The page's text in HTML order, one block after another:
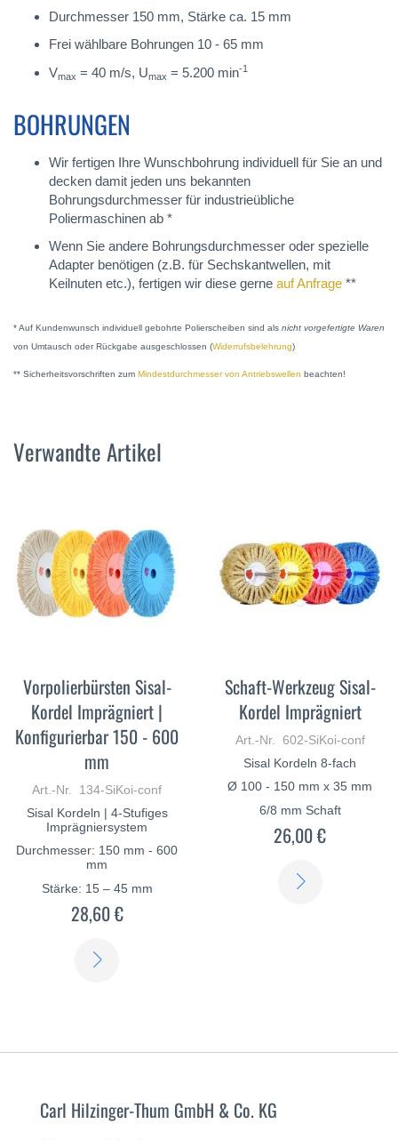
Durchmesser 150 mm, Stärke ca. 15 mm
Frei wählbare Bohrungen 10 - 65 mm
Vmax = 40 m/s, Umax = 5.200 min-1
BOHRUNGEN
Wir fertigen Ihre Wunschbohrung individuell für Sie an und
decken damit jeden uns bekannten
Bohrungsdurchmesser für industrieübliche
Poliermaschinen ab *
Wenn Sie andere Bohrungsdurchmesser oder spezielle
Adapter benötigen (z.B. für Sechskantwellen, mit
Keilnuten etc.), fertigen wir diese gerne auf Anfrage **
* Auf Kundenwunsch individuell gebohrte Polierscheiben sind als nicht vorgefertigte Waren
von Umtausch oder Rückgabe ausgeschlossen (Widerrufsbelehrung)
** Sicherheitsvorschriften zum Mindestdurchmesser von Antriebswellen beachten!
Verwandte Artikel
Vorpolierbürsten Sisal-
Kordel Imprägniert |
Konfigurierbar 150 - 600
mm
Art.-Nr. 134-SiKoi-conf
Sisal Kordeln | 4-Stufiges
Imprägniersystem
Durchmesser: 150 mm - 600
mm
Stärke: 15 – 45 mm
28,60 €
Schaft-Werkzeug Sisal-
Kordel Imprägniert
Art.-Nr. 602-SiKoi-conf
Sisal Kordeln 8-fach
Ø 100 - 150 mm x 35 mm
6/8 mm Schaft
26,00 €
Carl Hilzinger-Thum GmbH & Co. KG